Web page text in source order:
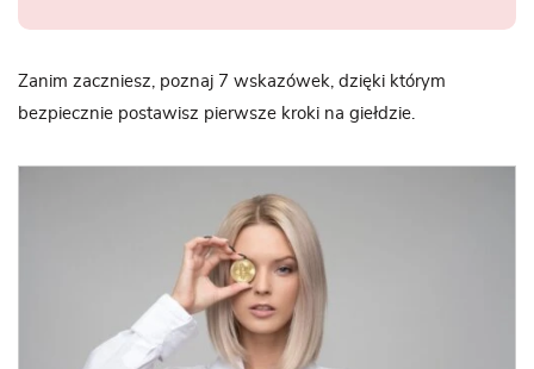
Zanim zaczniesz, poznaj 7 wskazówek, dzięki którym
bezpiecznie postawisz pierwsze kroki na giełdzie.